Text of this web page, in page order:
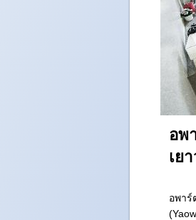
อพ
เย
อพาร์